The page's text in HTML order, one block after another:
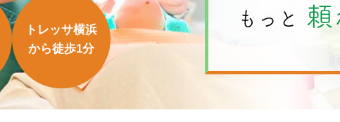
もっと
トレッサ横浜
から徒歩1分